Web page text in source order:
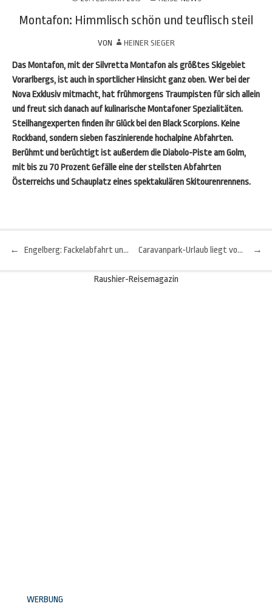
Montafon: Himmlisch schön und teuflisch steil
VON HEINER SIEGER
Das Montafon, mit der Silvretta Montafon als größtes Skigebiet
Vorarlbergs, ist auch in sportlicher Hinsicht ganz oben. Wer bei der
Nova Exklusiv mitmacht, hat frühmorgens Traumpisten für sich allein
und freut sich danach auf kulinarische Montafoner Spezialitäten.
Steilhangexperten finden ihr Glück bei den Black Scorpions. Keine
Rockband, sondern sieben faszinierende hochalpine Abfahrten.
Berühmt und berüchtigt ist außerdem die Diabolo-Piste am Golm,
mit bis zu 70 Prozent Gefälle eine der steilsten Abfahrten
Österreichs und Schauplatz eines spektakulären Skitourenrennens.
Beitragsnavigation
← Engelberg: Fackelabfahrt und Hornussen →
Caravanpark-Urlaub liegt voll im Trend
Raushier-Reisemagazin
WERBUNG